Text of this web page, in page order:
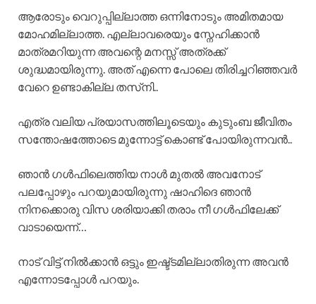
ആരോടും വെറുപ്പില്ലാത്ത ഒന്നിനോടും അമിതമായ
മോഹമില്ലാത്ത. എല്ലാവരെയും സ്നേഹിക്കാൻ
മാത്രമറിയുന്ന അവന്റെ മനസ്സ് അത്രക്ക്
ശുദ്ധമായിരുന്നു. അത് എന്നെ പോലെ തിരിച്ചറിഞ്ഞവർ
വേറെ ഉണ്ടാകില്ല തസ്‌നി..
എത്ര വലിയ പ്രയാസത്തിലൂടെയും കുടുംബ ജീവിതം
സന്തോഷത്തോടെ മുന്നോട്ട് കൊണ്ട് പോയിരുന്നവൻ..
ഞാൻ ഗൾഫിലെത്തിയ നാൾ മുതൽ അവനോട്
പലപ്പോഴും പറയുമായിരുന്നു ഷാഹിദെ ഞാൻ
നിനക്കൊരു വിസ ശരിയാക്കി തരാം നീ ഗൾഫിലേക്ക്
വാടായെന്ന്…
നാട് വിട്ട് നിൽക്കാൻ ഒട്ടും ഇഷ്ട്ടമില്ലാതിരുന്ന അവൻ
എന്നോടപ്പോൾ പറയും.